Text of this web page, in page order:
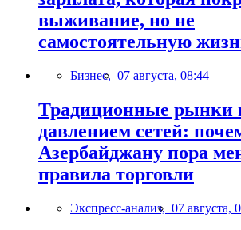
выживание, но не
самостоятельную
Бизнес, 07 августа, 08:44
Традиционные рынки
давлением сетей:
Азербайджану пора
правила торговли
Экспресс-анализ, 07 августа,